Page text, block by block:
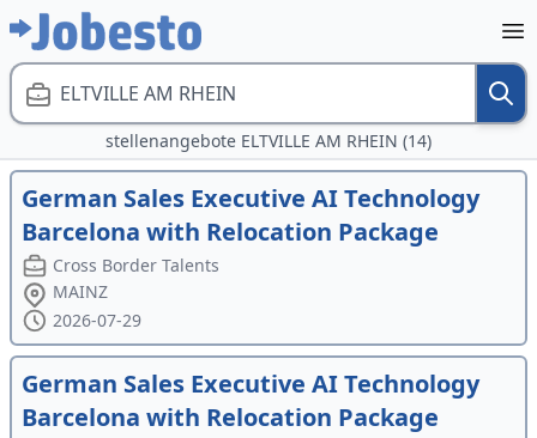
ELTVILLE AM RHEIN
stellenangebote ELTVILLE AM RHEIN (14)
German Sales Executive AI Technology
Barcelona with Relocation Package
Cross Border Talents
MAINZ
2026-07-29
German Sales Executive AI Technology
Barcelona with Relocation Package